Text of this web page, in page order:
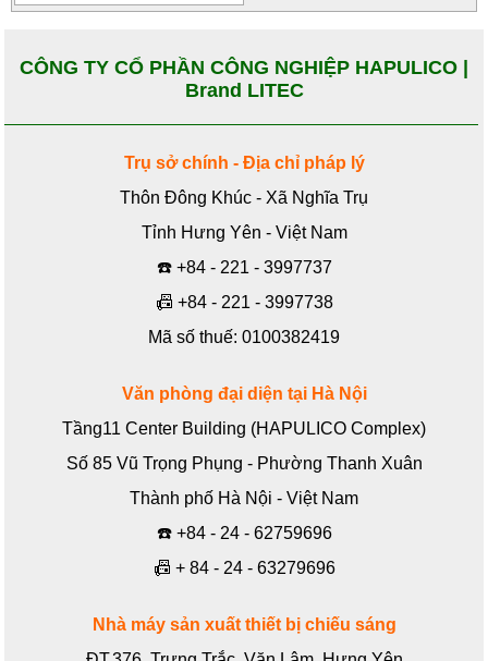
CÔNG TY CỔ PHẦN CÔNG NGHIỆP HAPULICO |
Brand LITEC
Trụ sở chính - Địa chỉ pháp lý
Thôn Đông Khúc - Xã Nghĩa Trụ
Tỉnh Hưng Yên - Việt Nam
☎️ +84 - 221 - 3997737
📠 +84 - 221 - 3997738
Mã số thuế: 0100382419
Văn phòng đại diện tại Hà Nội
Tầng11 Center Building (HAPULICO Complex)
Số 85 Vũ Trọng Phụng - Phường Thanh Xuân
Thành phố Hà Nội - Việt Nam
☎️ +84 - 24 - 62759696
📠 + 84 - 24 - 63279696
Nhà máy sản xuất thiết bị chiếu sáng